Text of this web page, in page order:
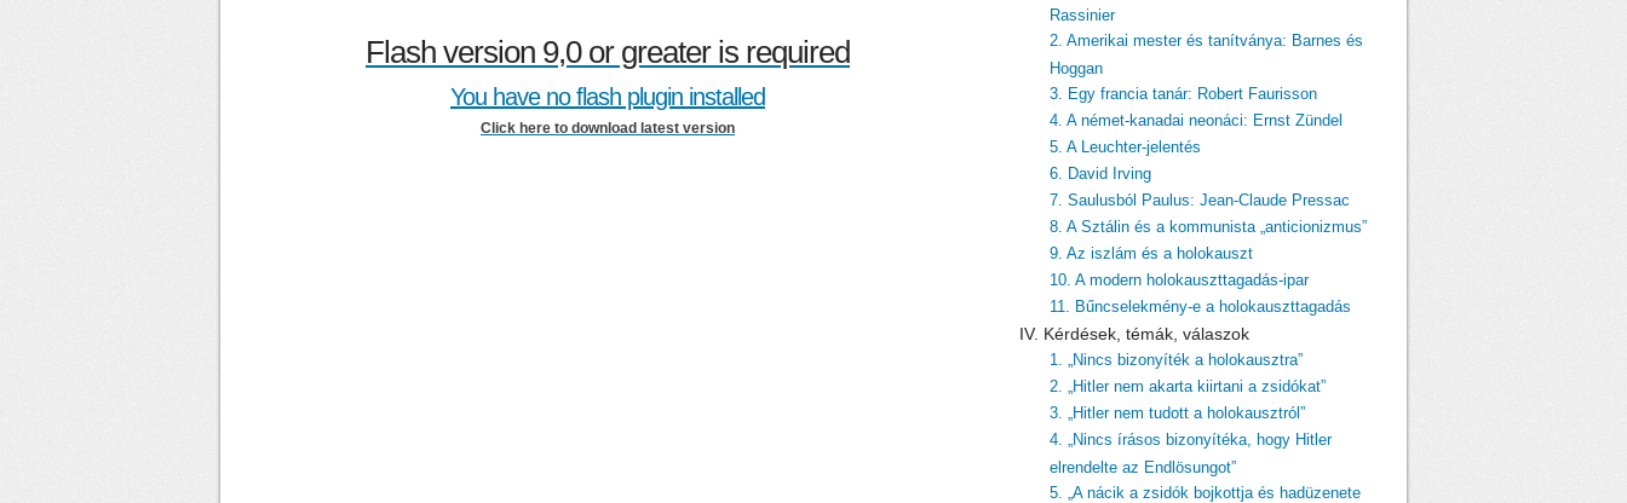
Flash version 9,0 or greater is required
You have no flash plugin installed
Click here to download latest version
Rassinier
2. Amerikai mester és tanítványa: Barnes és
Hoggan
3. Egy francia tanár: Robert Faurisson
4. A német-kanadai neonáci: Ernst Zündel
5. A Leuchter-jelentés
6. David Irving
7. Saulusból Paulus: Jean-Claude Pressac
8. A Sztálin és a kommunista „anticionizmus”
9. Az iszlám és a holokauszt
10. A modern holokauszttagadás-ipar
11. Bűncselekmény-e a holokauszttagadás
IV. Kérdések, témák, válaszok
1. „Nincs bizonyíték a holokausztra”
2. „Hitler nem akarta kiirtani a zsidókat”
3. „Hitler nem tudott a holokausztról”
4. „Nincs írásos bizonyítéka, hogy Hitler
elrendelte az Endlösungot”
5. „A nácik a zsidók bojkottja és hadüzenete